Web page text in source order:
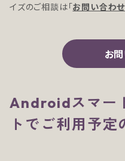
イズのご相談は「お問い合わせ
お
Androidスマー
トでご利用予定